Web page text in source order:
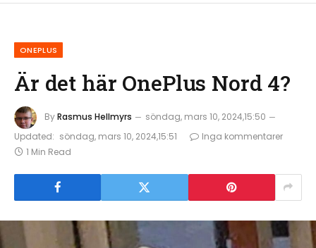
ONEPLUS
Är det här OnePlus Nord 4?
ByRasmus Hellmyrs
söndag, mars 10, 2024,15:50
Updated: söndag, mars 10, 2024,15:51
Inga kommentarer
1 Min Read